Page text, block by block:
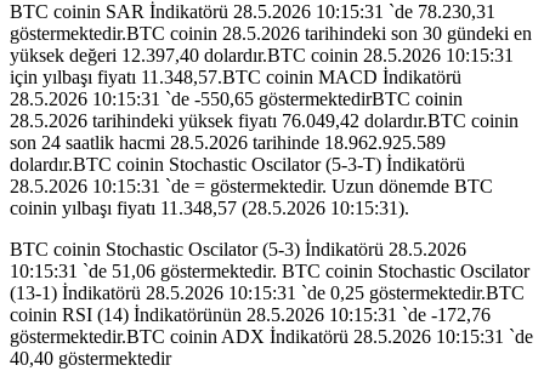
BTC coinin SAR İndikatörü 28.5.2026 10:15:31 `de 78.230,31
göstermektedir.BTC coinin 28.5.2026 tarihindeki son 30 gündeki en
yüksek değeri 12.397,40 dolardır.BTC coinin 28.5.2026 10:15:31
için yılbaşı fiyatı 11.348,57.BTC coinin MACD İndikatörü
28.5.2026 10:15:31 `de -550,65 göstermektedirBTC coinin
28.5.2026 tarihindeki yüksek fiyatı 76.049,42 dolardır.BTC coinin
son 24 saatlik hacmi 28.5.2026 tarihinde 18.962.925.589
dolardır.BTC coinin Stochastic Oscilator (5-3-T) İndikatörü
28.5.2026 10:15:31 `de = göstermektedir. Uzun dönemde BTC
coinin yılbaşı fiyatı 11.348,57 (28.5.2026 10:15:31).
BTC coinin Stochastic Oscilator (5-3) İndikatörü 28.5.2026
10:15:31 `de 51,06 göstermektedir. BTC coinin Stochastic Oscilator
(13-1) İndikatörü 28.5.2026 10:15:31 `de 0,25 göstermektedir.BTC
coinin RSI (14) İndikatörünün 28.5.2026 10:15:31 `de -172,76
göstermektedir.BTC coinin ADX İndikatörü 28.5.2026 10:15:31 `de
40,40 göstermektedir